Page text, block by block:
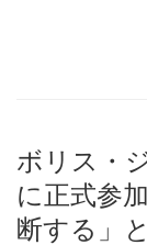
ボリス・
に正式参
断する」